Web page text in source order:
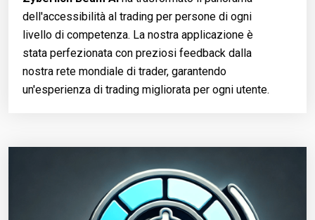
dell'accessibilità al trading per persone di ogni
livello di competenza. La nostra applicazione è
stata perfezionata con preziosi feedback dalla
nostra rete mondiale di trader, garantendo
un'esperienza di trading migliorata per ogni utente.